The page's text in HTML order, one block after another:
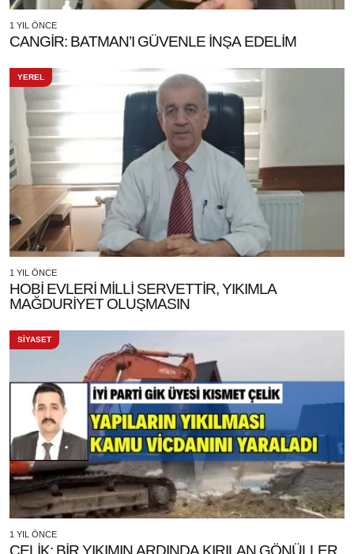
1 YIL ÖNCE
CANGİR: BATMAN’I GÜVENLE İNŞA EDELİM
YEREL
1 YIL ÖNCE
HOBİ EVLERİ MİLLİ SERVETTİR, YIKIMLA
MAĞDURİYET OLUŞMASIN
SİYASET
1 YIL ÖNCE